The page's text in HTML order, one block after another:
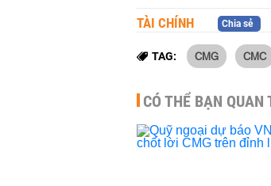
TÀI CHÍNH Chia sẻ
TAG: CMG CMC
CÓ THỂ BẠN QUAN